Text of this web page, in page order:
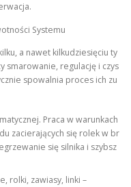
Systemu
a nawet kilkudziesięciu ty
smarowanie, regulację i czys
spowalnia proces ich zu
Praca w warunkach
zacierających się rolek w br
się silnika i szybsz
rolki, zawiasy, linki –